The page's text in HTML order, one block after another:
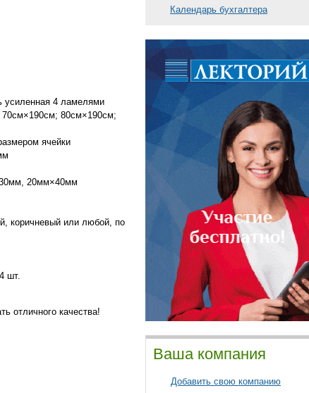
усиленная 4 ламелями
80см×190см;
ячейки
20мм×40мм
коричневый или любой, по
шт.
отличного качества!
Календарь бухгалтера
Ваша компания
Добавить свою компанию